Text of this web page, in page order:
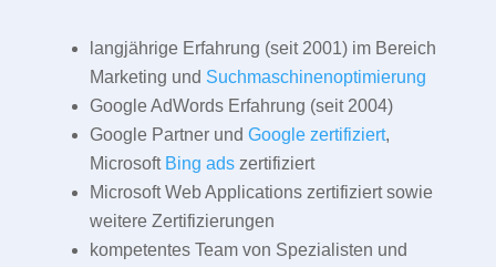
langjährige Erfahrung (seit 2001) im Bereich
Marketing und Suchmaschinenoptimierung
Google AdWords Erfahrung (seit 2004)
Google Partner und Google zertifiziert,
Microsoft Bing adszertifiziert
Microsoft Web Applications zertifiziert sowie
weitere Zertifizierungen
kompetentes Team von Spezialisten und